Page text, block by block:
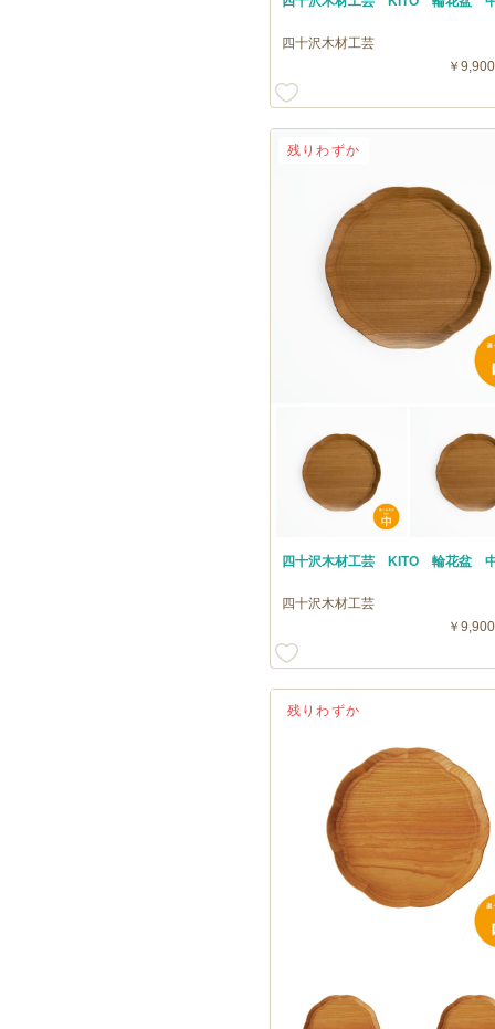
四十沢木材工芸
￥
四十沢木材工芸 KITO 輪花盆
四十沢木材工芸
￥
残りわずか
残りわずか